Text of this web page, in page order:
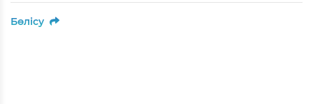
Бөлісу